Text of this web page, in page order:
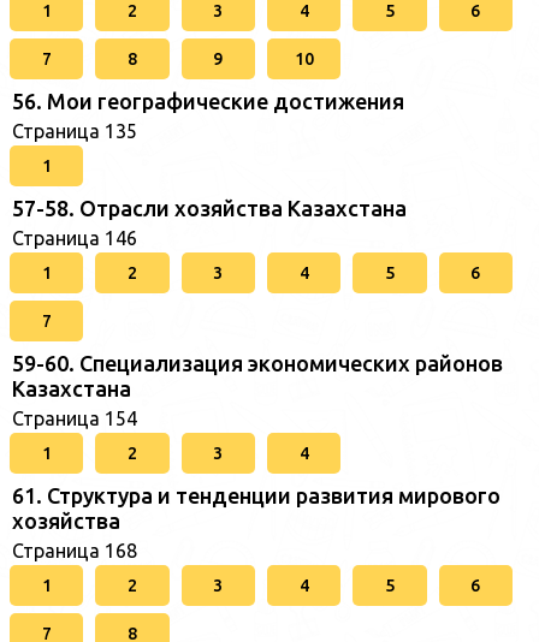
1 2 3 4 5 6
7 8 9 10
56. Мои географические достижения
Страница 135
1
57-58. Отрасли хозяйства Казахстана
Страница 146
1 2 3 4 5 6
7
59-60. Специализация экономических районов
Казахстана
Страница 154
1 2 3 4
61. Структура и тенденции развития мирового
хозяйства
Страница 168
1 2 3 4 5 6
7 8